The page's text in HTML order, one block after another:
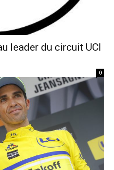
leader du circuit UCI
0